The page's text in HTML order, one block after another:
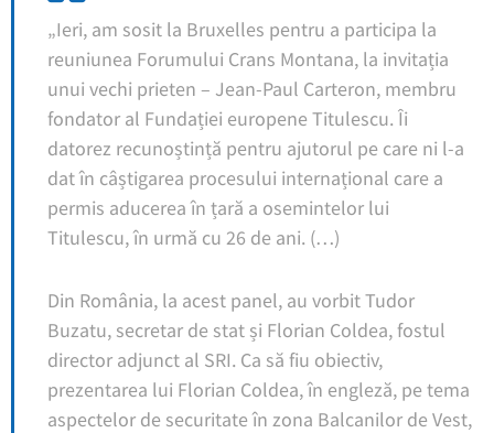
„Ieri, am sosit la Bruxelles pentru a participa la
reuniunea Forumului Crans Montana, la invitația
unui vechi prieten – Jean-Paul Carteron, membru
fondator al Fundației europene Titulescu. Îi
datorez recunoștință pentru ajutorul pe care ni l-a
dat în câștigarea procesului internațional care a
permis aducerea în țară a osemintelor lui
Titulescu, în urmă cu 26 de ani. (…)
Din România, la acest panel, au vorbit Tudor
Buzatu, secretar de stat și Florian Coldea, fostul
director adjunct al SRI. Ca să fiu obiectiv,
prezentarea lui Florian Coldea, în engleză, pe tema
aspectelor de securitate în zona Balcanilor de Vest,